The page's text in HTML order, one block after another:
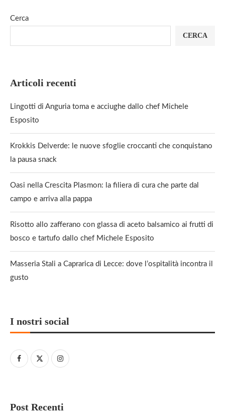
Cerca
CERCA
Articoli recenti
Lingotti di Anguria toma e acciughe dallo chef Michele
Esposito
Krokkis Delverde: le nuove sfoglie croccanti che conquistano
la pausa snack
Oasi nella Crescita Plasmon: la filiera di cura che parte dal
campo e arriva alla pappa
Risotto allo zafferano con glassa di aceto balsamico ai frutti di
bosco e tartufo dallo chef Michele Esposito
Masseria Stali a Caprarica di Lecce: dove l’ospitalità incontra il
gusto
I nostri social
Post Recenti